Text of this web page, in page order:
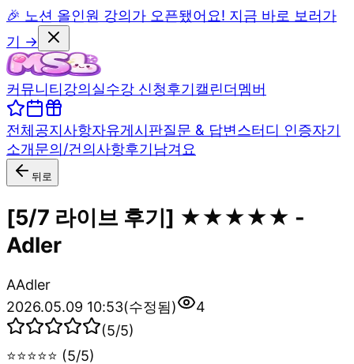
🎉 노션 올인원 강의가 오픈됐어요! 지금 바로 보러가
기 →
커뮤니티강의실수강 신청후기캘린더멤버
전체공지사항자유게시판질문 & 답변스터디 인증자기
소개문의/건의사항후기남겨요
뒤로
[5/7 라이브 후기] ★★★★★ -
Adler
AAdler
2026.05.09 10:53(수정됨)
4
(5/5)
⭐⭐⭐⭐⭐ (5/5)